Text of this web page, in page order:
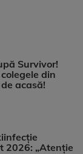
Survivor!
din
acasă!
2026: „Atenție